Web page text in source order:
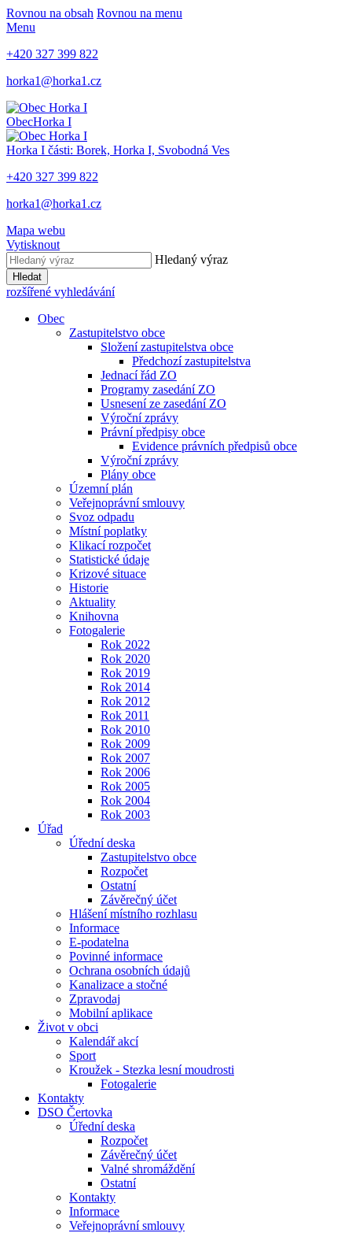
Rovnou na obsah Rovnou na menu
Menu
+420 327 399 822
horka1@horka1.cz
ObecHorka I
Horka I části: Borek, Horka I, Svobodná Ves
+420 327 399 822
horka1@horka1.cz
Mapa webu
Vytisknout
Hledaný výraz
Hledat
rozšířené vyhledávání
Obec
Zastupitelstvo obce
Složení zastupitelstva obce
Předchozí zastupitelstva
Jednací řád ZO
Programy zasedání ZO
Usnesení ze zasedání ZO
Výroční zprávy
Právní předpisy obce
Evidence právních předpisů obce
Výroční zprávy
Plány obce
Územní plán
Veřejnoprávní smlouvy
Svoz odpadu
Místní poplatky
Klikací rozpočet
Statistické údaje
Krizové situace
Historie
Aktuality
Knihovna
Fotogalerie
Rok 2022
Rok 2020
Rok 2019
Rok 2014
Rok 2012
Rok 2011
Rok 2010
Rok 2009
Rok 2007
Rok 2006
Rok 2005
Rok 2004
Rok 2003
Úřad
Úřední deska
Zastupitelstvo obce
Rozpočet
Ostatní
Závěrečný účet
Hlášení místního rozhlasu
Informace
E-podatelna
Povinné informace
Ochrana osobních údajů
Kanalizace a stočné
Zpravodaj
Mobilní aplikace
Život v obci
Kalendář akcí
Sport
Kroužek - Stezka lesní moudrosti
Fotogalerie
Kontakty
DSO Čertovka
Úřední deska
Rozpočet
Závěrečný účet
Valné shromáždění
Ostatní
Kontakty
Informace
Veřejnoprávní smlouvy